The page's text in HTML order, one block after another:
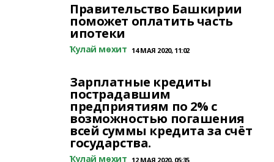
Правительство Башкирии
поможет оплатить часть
ипотеки
Ҡулай мөхит 14 МАЯ 2020, 11:02
Зарплатные кредиты
пострадавшим
предприятиям по 2% с
возможностью погашения
всей суммы кредита за счёт
государства.
Ҡулай мөхит 12 МАЯ 2020, 05:35